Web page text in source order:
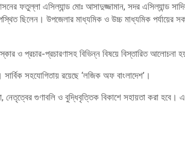
ফতুল্লা এসিল্যান্ড মোঃ আসাদুজ্জামান, সদর এসিল্যান্ড
ছিলেন। উপজেলার মাধ্যমিক ও উচ্চ মাধ্যমিক পর্যায়ের
ও প্রচার-প্রচারণাসহ বিভিন্ন বিষয়ে বিস্তারিত আলোচনা
সার্বিক সহযোগিতায় রয়েছে ‘লজিক অফ বাংলাদেশ’।
গুণাবলি ও বুদ্ধিবৃত্তিক বিকাশে সহায়তা করা হবে।